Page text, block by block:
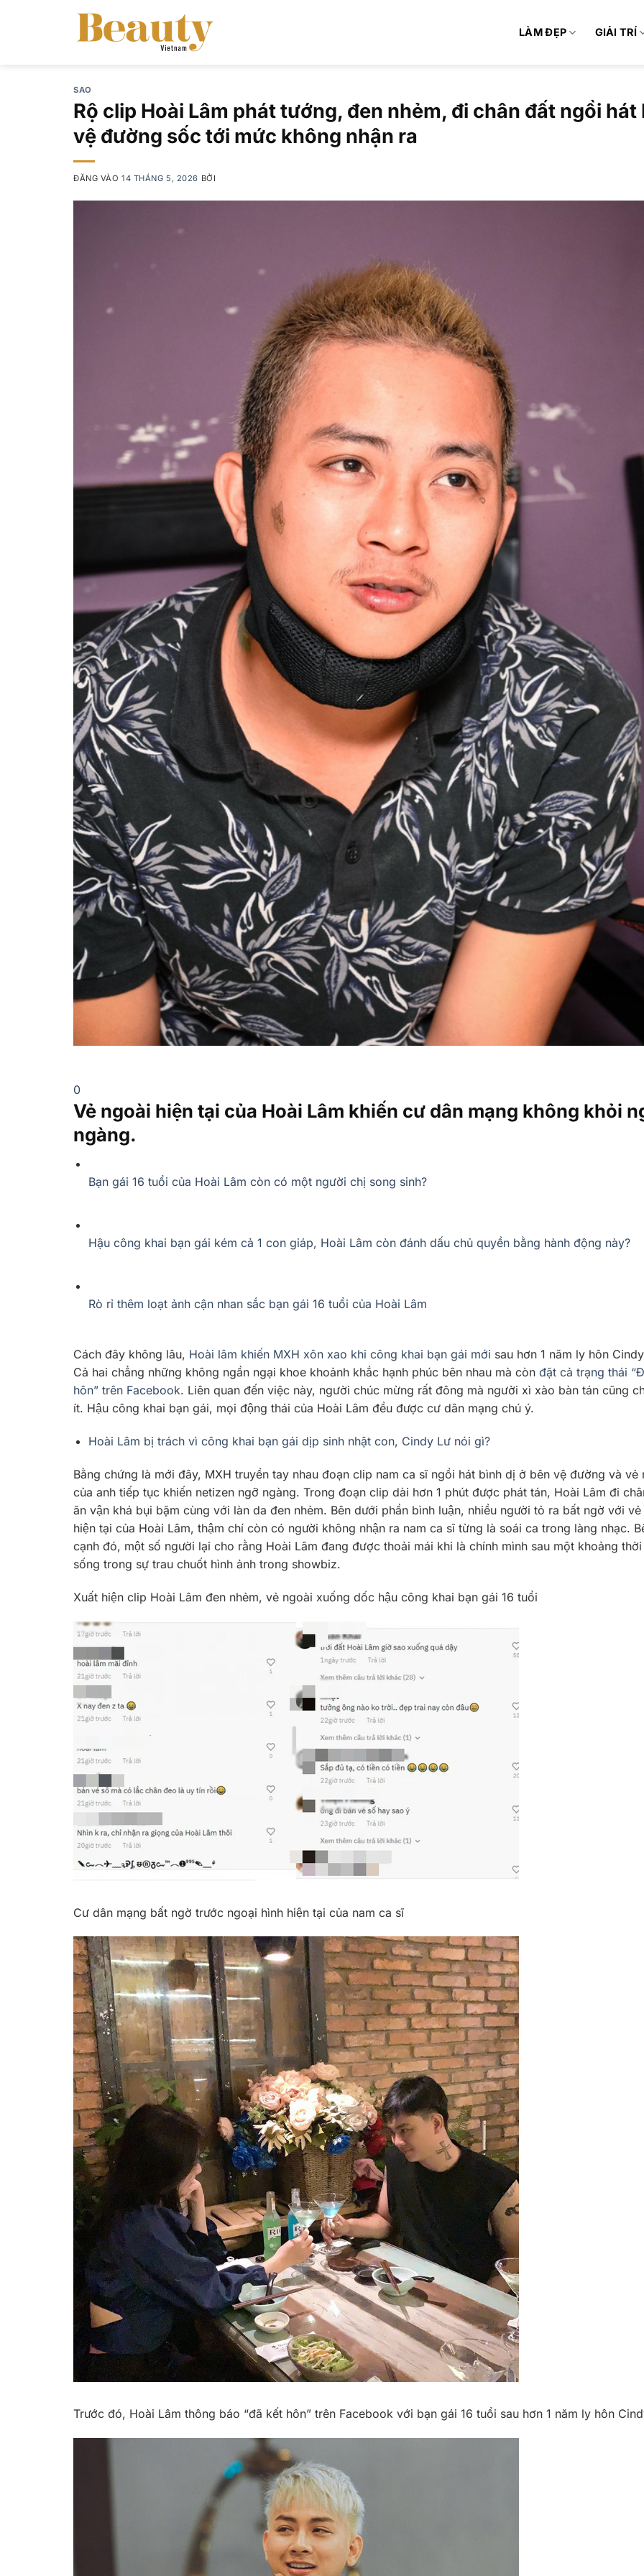
LÀM ĐẸP GIẢI TRÍ
SAO
Rộ clip Hoài Lâm phát tướng, đen nhẻm, đi chân đất ngồi hát
vệ đường sốc tới mức không nhận ra
ĐĂNG VÀO14 THÁNG 5, 2026 BỞI
0
Vẻ ngoài hiện tại của Hoài Lâm khiến cư dân mạng không khỏi
ngàng.
Bạn gái 16 tuổi của Hoài Lâm còn có một người chị song sinh?
Hậu công khai bạn gái kém cả 1 con giáp, Hoài Lâm còn đánh dấu chủ quyền bằng hành động này?
Rò rỉ thêm loạt ảnh cận nhan sắc bạn gái 16 tuổi của Hoài Lâm
Cách đây không lâu, Hoài lâm khiến MXH xôn xao khi công khai bạn gái mới sau hơn 1 năm ly hôn
Cả hai chẳng những không ngần ngại khoe khoảnh khắc hạnh phúc bên nhau mà còn đặt cả trạng thái
hôn” trên Facebook. Liên quan đến việc này, người chúc mừng rất đông mà người xì xào bàn tán cũng
ít. Hậu công khai bạn gái, mọi động thái của Hoài Lâm đều được cư dân mạng chú ý.
Hoài Lâm bị trách vì công khai bạn gái dịp sinh nhật con, Cindy Lư nói gì?
Bằng chứng là mới đây, MXH truyền tay nhau đoạn clip nam ca sĩ ngồi hát bình dị ở bên vệ đường và vẻ
của anh tiếp tục khiến netizen ngỡ ngàng. Trong đoạn clip dài hơn 1 phút được phát tán, Hoài Lâm đi
ăn vận khá bụi bặm cùng với làn da đen nhẻm. Bên dưới phần bình luận, nhiều người tỏ ra bất ngờ với
hiện tại của Hoài Lâm, thậm chí còn có người không nhận ra nam ca sĩ từng là soái ca trong làng nhạc.
cạnh đó, một số người lại cho rằng Hoài Lâm đang được thoải mái khi là chính mình sau một khoảng
sống trong sự trau chuốt hình ảnh trong showbiz.
Xuất hiện clip Hoài Lâm đen nhẻm, vẻ ngoài xuống dốc hậu công khai bạn gái 16 tuổi
Cư dân mạng bất ngờ trước ngoại hình hiện tại của nam ca sĩ
Trước đó, Hoài Lâm thông báo “đã kết hôn” trên Facebook với bạn gái 16 tuổi sau hơn 1 năm ly hôn